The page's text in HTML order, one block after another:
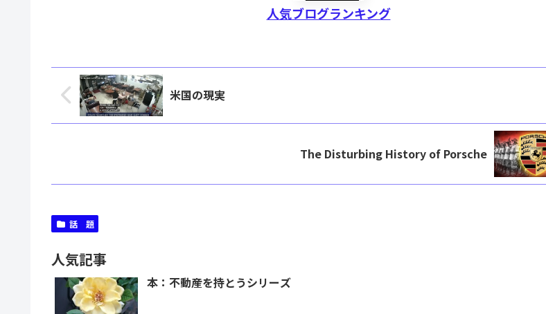
人気ブログランキング
米国の現実
The Disturbing History of Porsche
話 題
人気記事
本：不動産を持とうシリーズ